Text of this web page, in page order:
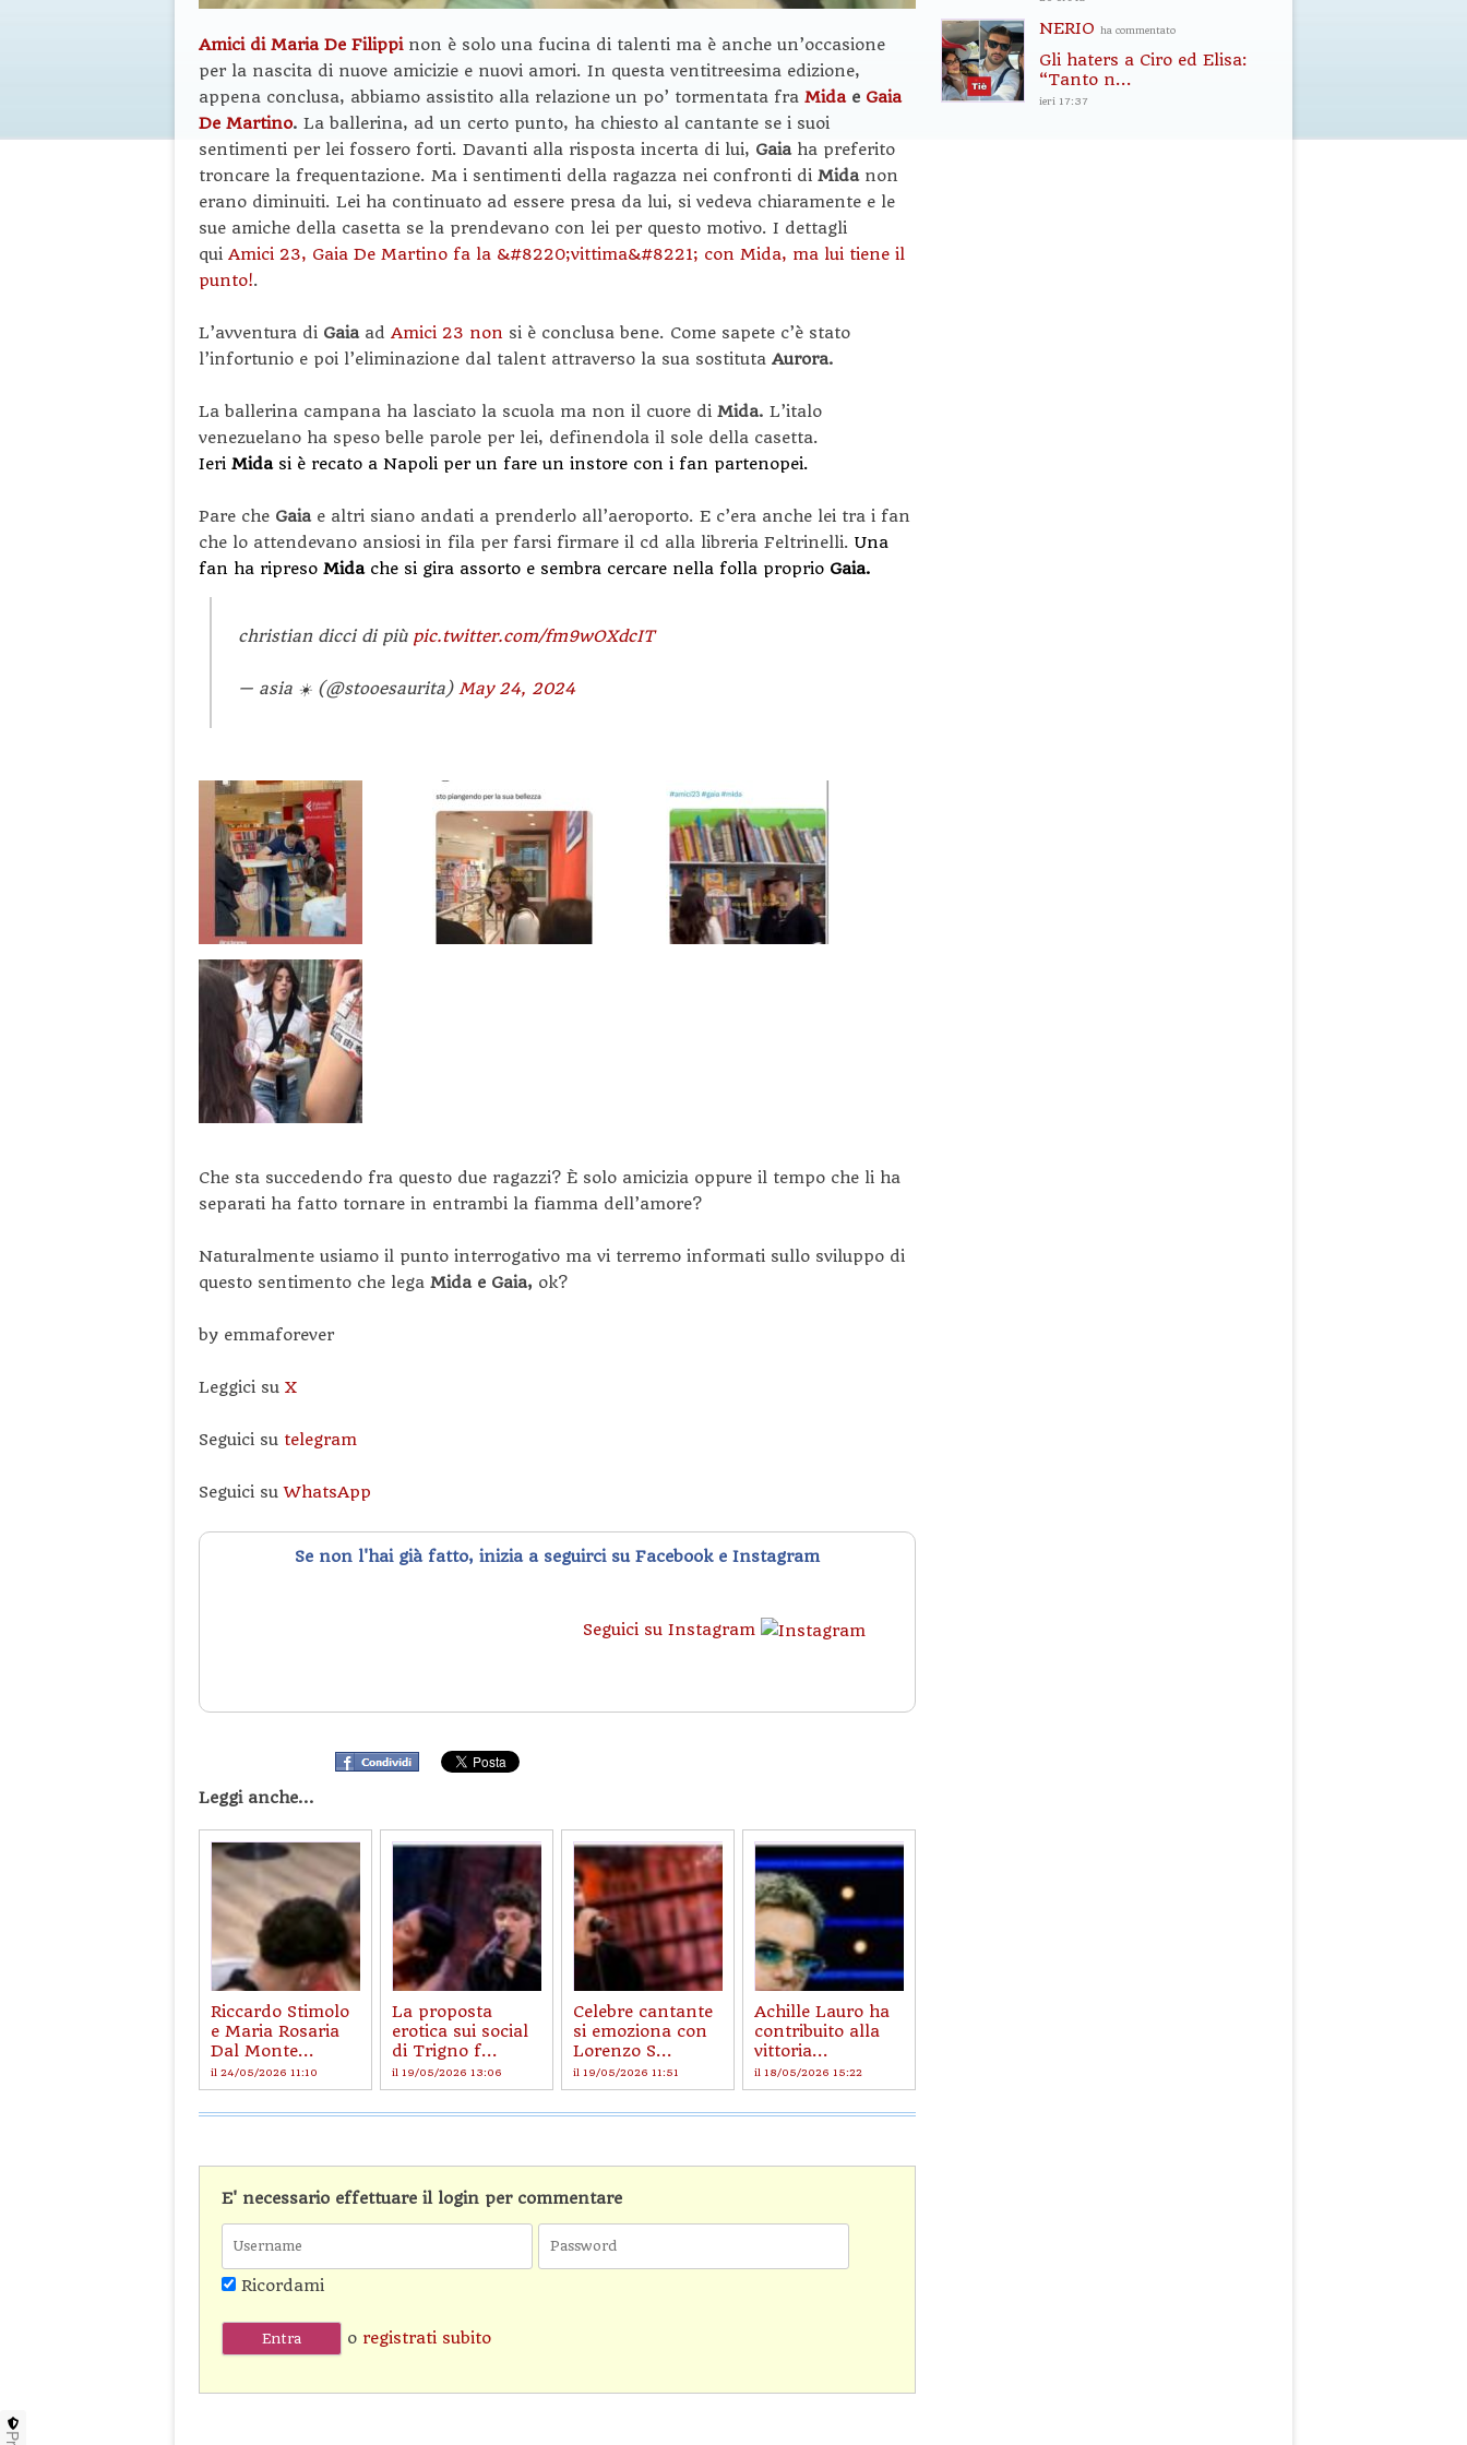
Amici di Maria De Filippi non è solo una fucina di talenti ma è anche un’occasione
per la nascita di nuove amicizie e nuovi amori. In questa ventitreesima edizione,
appena conclusa, abbiamo assistito alla relazione un po’ tormentata fra Midae Gaia
De Martino. La ballerina, ad un certo punto, ha chiesto al cantante se i suoi
sentimenti per lei fossero forti. Davanti alla risposta incerta di lui, Gaia ha preferito
troncare la frequentazione. Ma i sentimenti della ragazza nei confronti di Mida non
erano diminuiti. Lei ha continuato ad essere presa da lui, si vedeva chiaramente e le
sue amiche della casetta se la prendevano con lei per questo motivo. I dettagli
qui Amici 23, Gaia De Martino fa la &#8220;vittima&#8221; con Mida, ma lui tiene il
punto!.
L’avventura di Gaia ad Amici 23 non si è conclusa bene. Come sapete c’è stato
l’infortunio e poi l’eliminazione dal talent attraverso la sua sostituta Aurora.
La ballerina campana ha lasciato la scuola ma non il cuore di Mida. L’italo
venezuelano ha speso belle parole per lei, definendola il sole della casetta.
Ieri Mida si è recato a Napoli per un fare un instore con i fan partenopei.
Pare che Gaia e altri siano andati a prenderlo all’aeroporto. E c’era anche lei tra i fan
che lo attendevano ansiosi in fila per farsi firmare il cd alla libreria Feltrinelli. Una
fan ha ripreso Mida che si gira assorto e sembra cercare nella folla proprio Gaia.
christian dicci di più pic.twitter.com/fm9wOXdcIT
— asia ☀️ (@stooesaurita) May 24, 2024
Che sta succedendo fra questo due ragazzi? È solo amicizia oppure il tempo che li ha
separati ha fatto tornare in entrambi la fiamma dell’amore?
Naturalmente usiamo il punto interrogativo ma vi terremo informati sullo sviluppo di
questo sentimento che lega Mida e Gaia, ok?
by emmaforever
Leggici su X
Seguici su telegram
Seguici suWhatsApp
Se non l'hai già fatto, inizia a seguirci su Facebook e Instagram
Seguici su Instagram
Leggi anche...
Riccardo Stimolo
e Maria Rosaria
Dal Monte...
il 24/05/2026 11:10
La proposta
erotica sui social
di Trigno f...
il 19/05/2026 13:06
Celebre cantante
si emoziona con
Lorenzo S...
il 19/05/2026 11:51
Achille Lauro ha
contribuito alla
vittoria...
il 18/05/2026 15:22
E' necessario effettuare il login per commentare
Ricordami
o registrati subito
NERIO ha commentato
Gli haters a Ciro ed Elisa:
“Tanto n...
ieri 17:37